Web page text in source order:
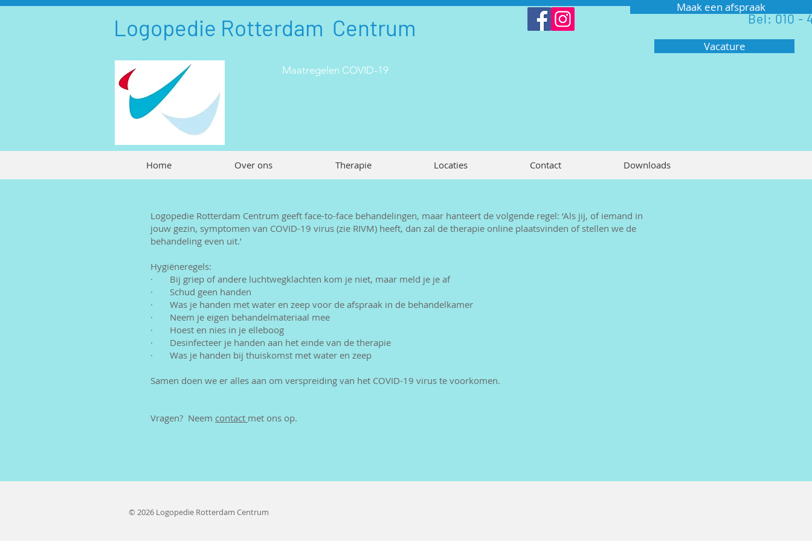
Maak een afspraak
Logopedie Rotterdam Centrum
Maatregelen COVID-19
Bel: 010 -
Vacature
Home Over ons Therapie Locaties Contact Downloads
Logopedie Rotterdam Centrum geeft face-to-face behandelingen, maar hanteert de volgende regel: ‘Als jij, of iemand in
jouw gezin, symptomen van COVID-19 virus (zie RIVM) heeft, dan zal de therapie online plaatsvinden of stellen we de
behandeling even uit.’
Hygiëneregels:
· Bij griep of andere luchtwegklachten kom je niet, maar meld je je af
· Schud geen handen
· Was je handen met water en zeep voor de afspraak in de behandelkamer
· Neem je eigen behandelmateriaal mee
· Hoest en nies in je elleboog
· Desinfecteer je handen aan het einde van de therapie
· Was je handen bij thuiskomst met water en zeep
Samen doen we er alles aan om verspreiding van het COVID-19 virus te voorkomen.
Vragen? Neem contact met ons op.
© 2026 Logopedie Rotterdam Centrum